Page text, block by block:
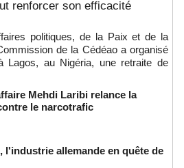
renforcer son efficacité
politiques, de la Paix et de la
de la Cédéao a organisé
au Nigéria, une retraite de
Mehdi Laribi relance la
le narcotrafic
l'industrie allemande en quête de